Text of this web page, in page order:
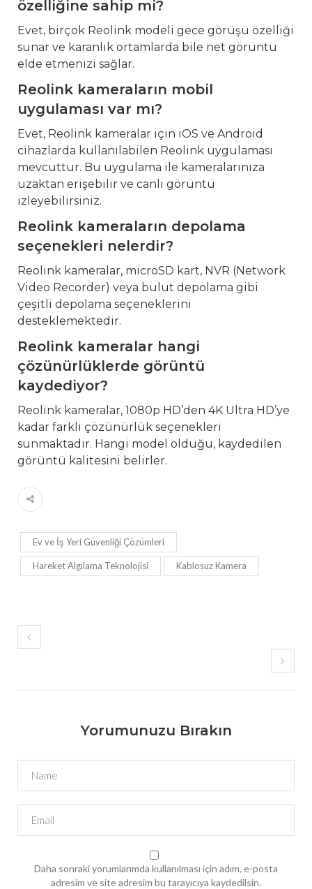
özelliğine sahip mi?
Evet, birçok Reolink modeli gece görüşü özelliği
sunar ve karanlık ortamlarda bile net görüntü
elde etmenizi sağlar.
Reolink kameraların mobil
uygulaması var mı?
Evet, Reolink kameralar için iOS ve Android
cihazlarda kullanılabilen Reolink uygulaması
mevcuttur. Bu uygulama ile kameralarınıza
uzaktan erişebilir ve canlı görüntü
izleyebilirsiniz.
Reolink kameraların depolama
seçenekleri nelerdir?
Reolink kameralar, microSD kart, NVR (Network
Video Recorder) veya bulut depolama gibi
çeşitli depolama seçeneklerini
desteklemektedir.
Reolink kameralar hangi
çözünürlüklerde görüntü
kaydediyor?
Reolink kameralar, 1080p HD’den 4K Ultra HD’ye
kadar farklı çözünürlük seçenekleri
sunmaktadır. Hangi model olduğu, kaydedilen
görüntü kalitesini belirler.
Ev ve İş Yeri Güvenliği Çözümleri
Hareket Algılama Teknolojisi Kablosuz Kamera
Yorumunuzu Bırakın
Daha sonraki yorumlarımda kullanılması için adım, e-posta
adresim ve site adresim bu tarayıcıya kaydedilsin.